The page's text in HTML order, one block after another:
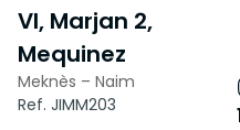
VI, Marjan 2,
Mequinez
Meknès – Naim
Ref. JIMM203
Características